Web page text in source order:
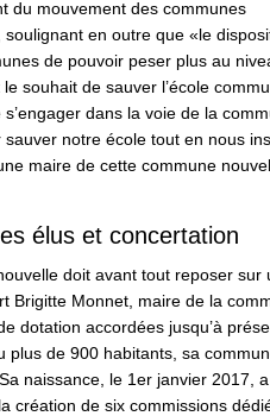
du mouvement des communes
soulignant en outre que «le
de pouvoir peser plus au
le souhait de sauver l’école
s’engager dans la voie de la
notre école tout en nous
maire de cette commune
élus et concertation
doit avant tout reposer
Brigitte Monnet, maire de la
dotation accordées jusqu’à
plus de 900 habitants, sa
naissance, le 1er janvier 2017,
création de six commissions